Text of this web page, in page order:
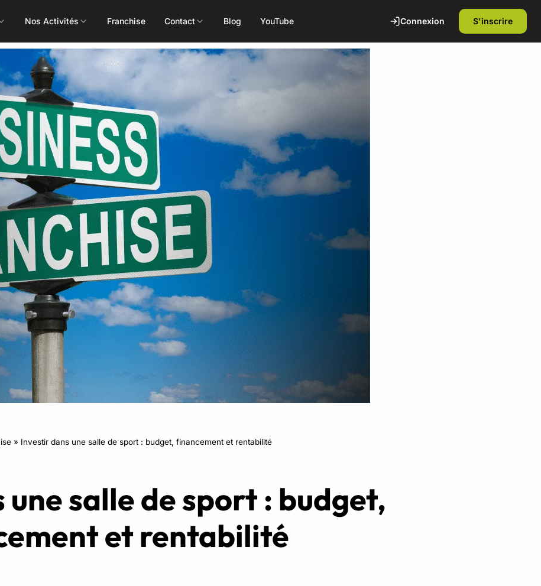
Nos Activités
Toutes les activités
Les Mills
Body Pump
Body Attack
Body Combat
Body Balance
RPM
Concept
ALEOP
Aléop Cardio
Aléop Force
Aléop Fight
Booty Shape
Power Flow
Pôle Santé
Massages
Nutritionniste
Zumba Kids
Danse Kids
Boxe Kids
Découvrez nos installations et rencontrez
nos coachs diplômés d'état. Sans
engagement.
Franchise Contact Blog YouTube Connexion S'inscrire
» Investir dans une salle de sport : budget, financement et rentabilité
salle de sport : budget,
et rentabilité